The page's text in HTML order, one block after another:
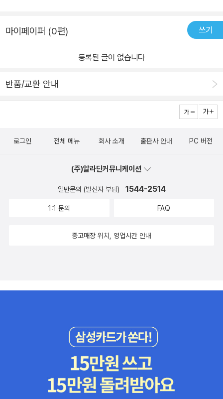
마이페이퍼 (0편) 쓰기
등록된 글이 없습니다
반품/교환 안내
로그인 전체 메뉴 회사 소개 출판사 안내 PC 버전
(주)알라딘커뮤니케이션
일반문의 (발신자 부담) 1544-2514
1:1 문의 FAQ
중고매장 위치, 영업시간 안내